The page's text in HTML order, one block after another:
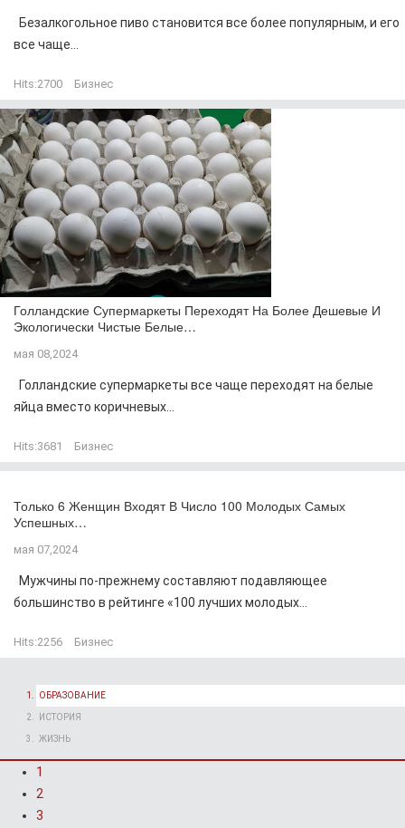
Безалкогольное пиво становится все более популярным, и его
все чаще...
Hits:2700 Бизнес
Голландские Супермаркеты Переходят На Более Дешевые И
Экологически Чистые Белые…
мая 08,2024
Голландские супермаркеты все чаще переходят на белые
яйца вместо коричневых...
Hits:3681 Бизнес
Только 6 Женщин Входят В Число 100 Молодых Самых
Успешных…
мая 07,2024
Мужчины по-прежнему составляют подавляющее
большинство в рейтинге «100 лучших молодых...
Hits:2256 Бизнес
ОБРАЗОВАНИЕ
ИСТОРИЯ
ЖИЗНЬ
1
2
3